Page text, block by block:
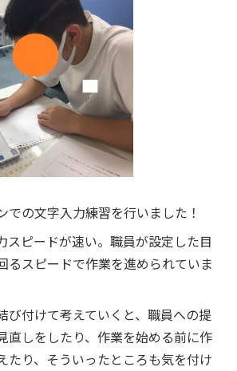
での文字入力練習を行いました！
ピードが速い。職員が設定した目
るスピードで作業を進められていま
び付けて考えていくと、職員への提
直しをしたり、作業を始める前に作
たり、そういったところも気を付け